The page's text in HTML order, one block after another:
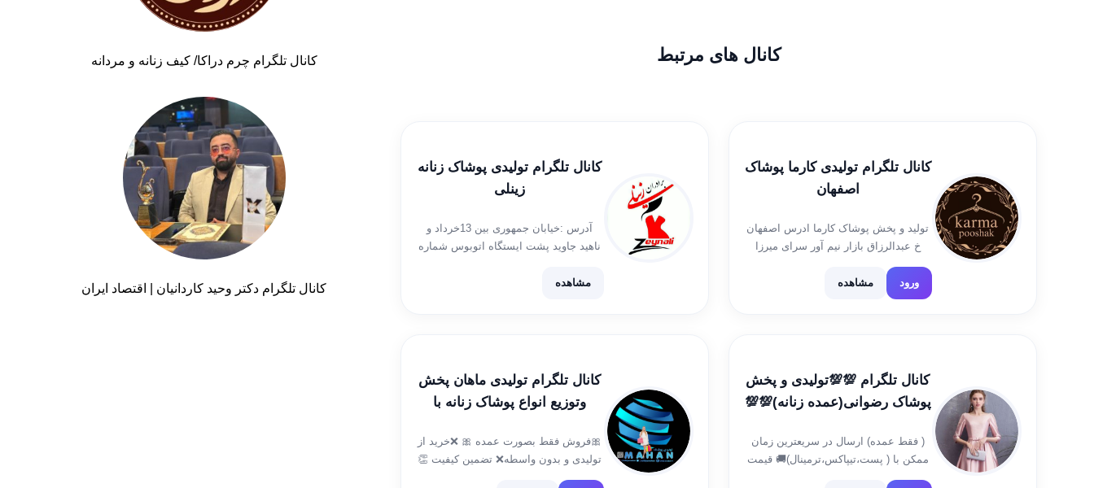
کانال های مرتبط
کانال تلگرام تولیدی کارما پوشاک
اصفهان
تولید و پخش پوشاک کارما ادرس اصفهان
خ عبدالرزاق بازار نیم آور سرای میرزا
کوچک رضائی کانال بدون تبادلات تلگرام
ورود مشاهده
کانال تلگرام تولیدی پوشاک زنانه
زینلی
آدرس :خیابان جمهوری بین 13خرداد و
ناهید جاوید پشت ایستگاه اتوبوس شماره
مشاهده
کانال تلگرام 💯💯تولیدی و پخش
پوشاک رضوانی(عمده زنانه)💯💯
( فقط عمده) ارسال در سریعترین زمان
ممکن با ( پست،تیپاکس،ترمینال)🚚 قیمت
تولیدی،زیر قیمت بازار💯 🏧خرید حضوری
کانال تلگرام تولیدی ماهان پخش
وتوزیع انواع پوشاک زنانه با
🎀فروش فقط بصورت عمده 🎀 ❌خرید از
تولیدی و بدون واسطه❌ تضمین کیفیت 👏
ارسال به سراسر کشور شماره تلفن👇🏿
کانال تلگرام چرم دراکا/ کیف زنانه و مردانه
کانال تلگرام دکتر وحید کاردانیان | اقتصاد ایران